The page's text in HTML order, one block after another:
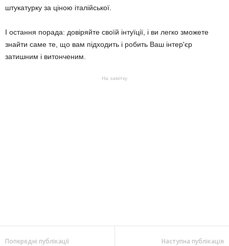
штукатурку за ціною італійської.
І остання порада: довіряйте своїй інтуїції, і ви легко зможете
знайти саме те, що вам підходить і робить Ваш інтер'єр
затишним і витонченим.
На замітку
Попередні публікації Наступна публікація